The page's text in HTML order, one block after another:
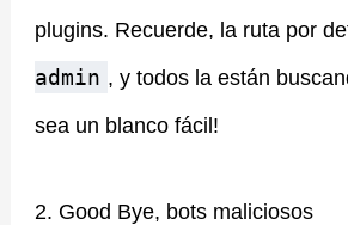
plugins. Recuerde, la ruta por
admin , y todos la están
sea un blanco fácil!
2. Good Bye, bots maliciosos